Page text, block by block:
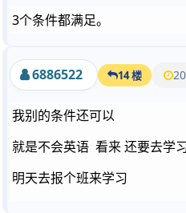
3个条件都满足。
6886522 14 楼
我别的条件还可以
就是不会英语 看来 还要去学
明天去报个班来学习